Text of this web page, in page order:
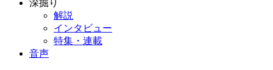
深掘り
解説
インタビュー
特集・連載
音声